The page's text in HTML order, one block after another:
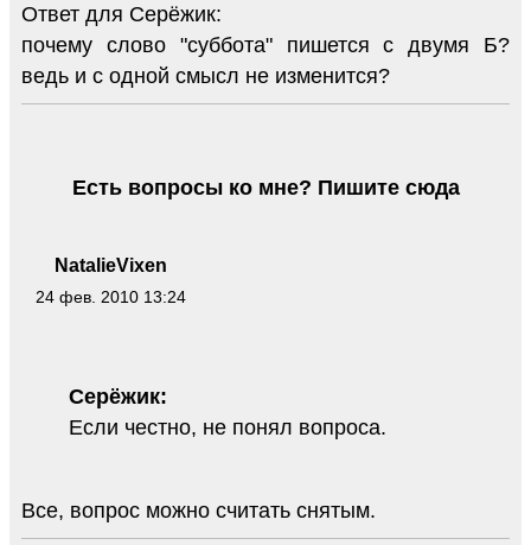
Ответ для Серёжик:
почему слово "суббота" пишется с двумя Б?
ведь и с одной смысл не изменится?
NatalieVixen
24 фев. 2010 13:24
Есть вопросы ко мне? Пишите сюда
Серёжик:
Если честно, не понял вопроса.
Все, вопрос можно считать снятым.